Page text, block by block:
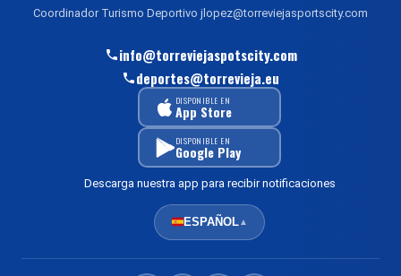
Coordinador Turismo Deportivo jlopez@torreviejasportscity.com
info@torreviejaspotscity.com
deportes@torrevieja.eu
DISPONIBLE EN
App Store
DISPONIBLE EN
Google Play
Descarga nuestra app para recibir notificaciones
ESPAÑOL▲